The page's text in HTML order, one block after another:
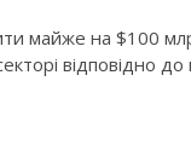
майже на $100
відповідно